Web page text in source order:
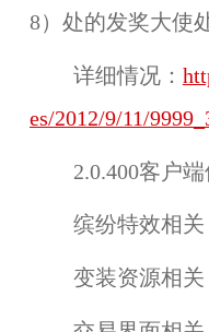
8）处的发奖大使
详细情况：
es/2012/9/11/
2.0.400客户端
缤纷特效相关
变装资源相关